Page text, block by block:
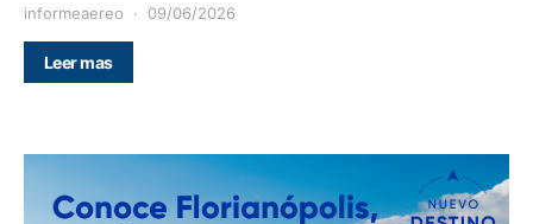
informeaereo 09/06/2026
Leer mas